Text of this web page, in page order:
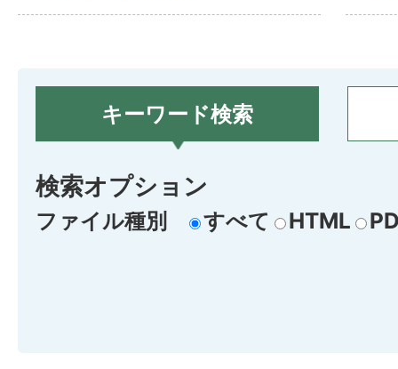
キーワード検索
検索オプション
ファイル種別 すべて HTML